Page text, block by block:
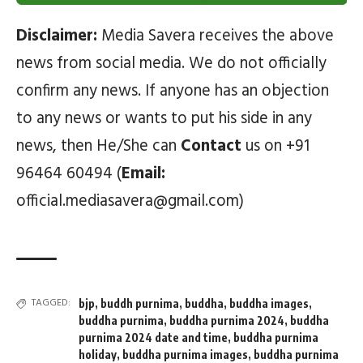
Disclaimer: Media Savera receives the above
news from social media. We do not officially
confirm any news. If anyone has an objection
to any news or wants to put his side in any
news, then He/She can Contact us on +91
96464 60494 (Email:
official.mediasavera@gmail.com)
TAGGED: bjp, buddh purnima, buddha, buddha images,
buddha purnima, buddha purnima 2024, buddha
purnima 2024 date and time, buddha purnima
holiday, buddha purnima images, buddha purnima